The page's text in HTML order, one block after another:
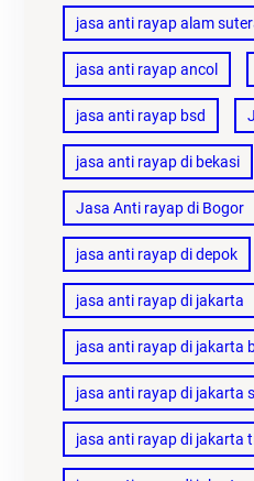
jasa anti rayap alam
jasa anti rayap ancol
jasa anti rayap bsd
jasa anti rayap di bekasi
Jasa Anti rayap di Bogor
jasa anti rayap di depok
jasa anti rayap di jakarta
jasa anti rayap di jakarta
jasa anti rayap di jakarta
jasa anti rayap di jakarta